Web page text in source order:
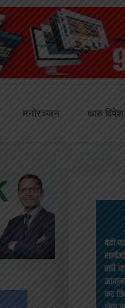
मनोरञ्जन थारु विषेश